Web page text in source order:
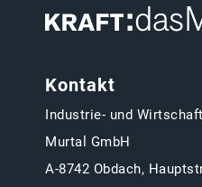
Kontakt
Industrie- und
Murtal GmbH
A-8742 Obdach,